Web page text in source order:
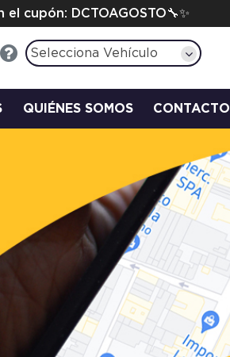
cupón: DCTOAGOSTO🔧✨
Selecciona Vehículo
QUIÉNES SOMOS CONTACTO